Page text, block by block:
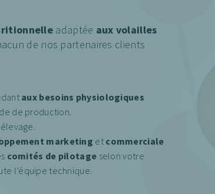
adaptée aux volailles
de nos partenaires clients
aux besoins physiologiques
de production.
marketing et commerciale
comités de pilotage selon votre
l’équipe technique.